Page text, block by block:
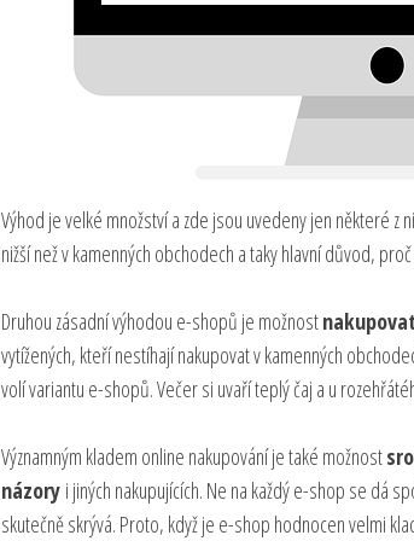
Výhod je velké množství a zde jsou uvedeny jen některé z
nižší než v kamenných obchodech a taky hlavní důvod,
Druhou zásadní výhodou e-shopů je možnost
vytížených, kteří nestíhají nakupovat v kamenných
volí variantu e-shopů. Večer si uvaří teplý čaj a u
Významným kladem online nakupování je také možnost
názory i jiných nakupujících. Ne na každý e-shop se dá
skutečně skrývá. Proto, když je e-shop hodnocen velmi